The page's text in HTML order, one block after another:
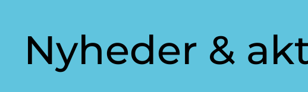
Nyheder &